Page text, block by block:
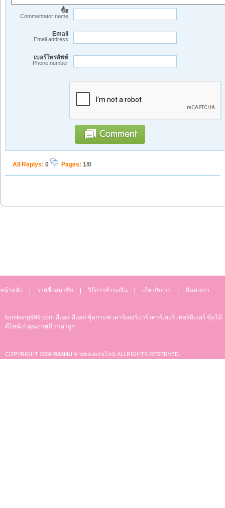
ชื่อ
Commentator name
Email
Email address
เบอร์โทรศัพท์
Phone number
All Replys: 0 Pages: 1/0
หน้าหลัก รายชื่อสมาชิก วิธีการชำระเงิน เกี่ยวกับเรา ติดต่อเรา
kumkong999.com คีออส คีออส ซุ้มกาแฟ เคาร์เตอร์บาร์ เคาร์เตอร์ เฟอร์นิเจอร์ ซุ้มไม้
ดีไซน์เก๋ คุณภาพดี ราคาถูก
COPYRIGHT 2009 RAN4U ขายของออนไลน์ ALLRIGHTS RESERVED.